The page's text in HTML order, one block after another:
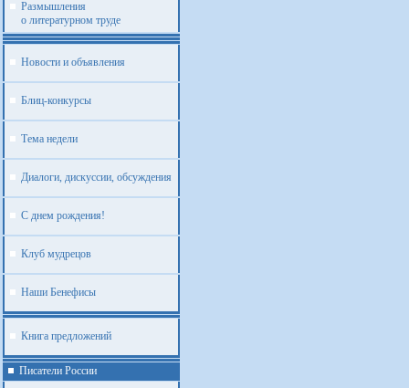
Размышления
о литературном труде
Новости и объявления
Блиц-конкурсы
Тема недели
Диалоги, дискуссии, обсуждения
С днем рождения!
Клуб мудрецов
Наши Бенефисы
Книга предложений
Писатели России